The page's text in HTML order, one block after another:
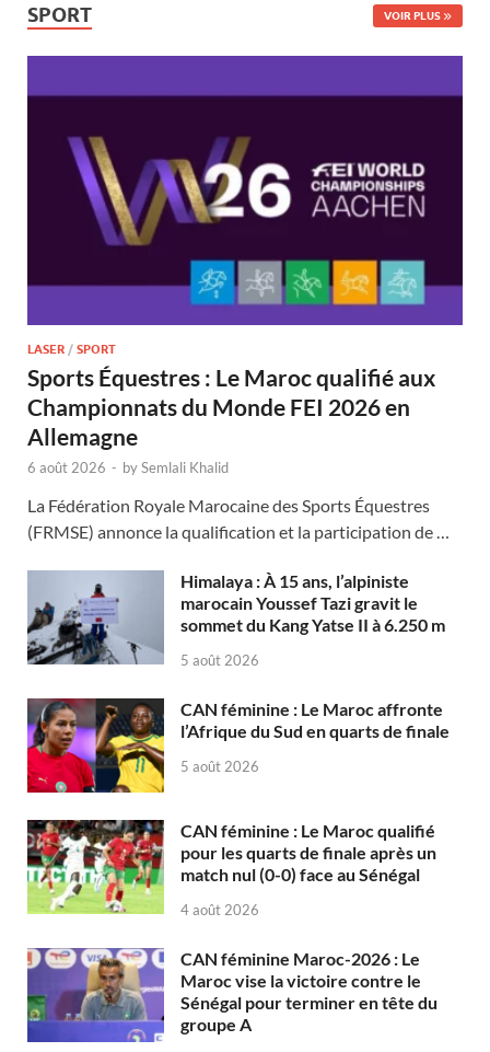
SPORT VOIR PLUS
LASER / SPORT
Sports Équestres : Le Maroc qualifié aux
Championnats du Monde FEI 2026 en
Allemagne
6 août 2026 - bySemlali Khalid
La Fédération Royale Marocaine des Sports Équestres
(FRMSE) annonce la qualification et la participation de …
Himalaya : À 15 ans, l’alpiniste
marocain Youssef Tazi gravit le
sommet du Kang Yatse II à 6.250 m
5 août 2026
CAN féminine : Le Maroc affronte
l’Afrique du Sud en quarts de finale
5 août 2026
CAN féminine : Le Maroc qualifié
pour les quarts de finale après un
match nul (0-0) face au Sénégal
4 août 2026
CAN féminine Maroc-2026 : Le
Maroc vise la victoire contre le
Sénégal pour terminer en tête du
groupe A